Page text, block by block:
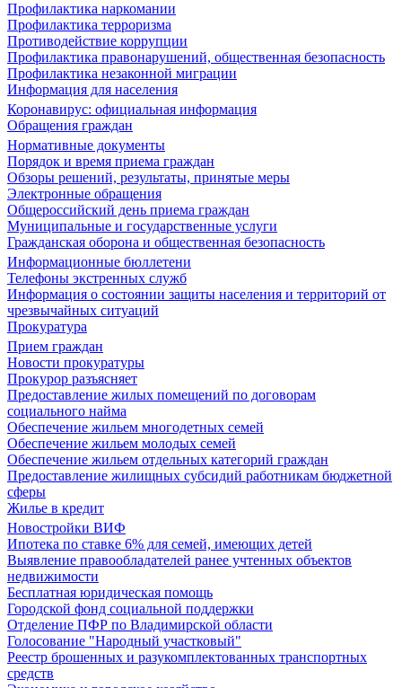
Профилактика наркомании
Профилактика терроризма
Противодействие коррупции
Профилактика правонарушений, общественная безопасность
Профилактика незаконной миграции
Информация для населения
Коронавирус: официальная информация
Обращения граждан
Нормативные документы
Порядок и время приема граждан
Обзоры решений, результаты, принятые меры
Электронные обращения
Общероссийский день приема граждан
Муниципальные и государственные услуги
Гражданская оборона и общественная безопасность
Информационные бюллетени
Телефоны экстренных служб
Информация о состоянии защиты населения и территорий от
чрезвычайных ситуаций
Прокуратура
Прием граждан
Новости прокуратуры
Прокурор разъясняет
Предоставление жилых помещений по договорам
социального найма
Обеспечение жильем многодетных семей
Обеспечение жильем молодых семей
Обеспечение жильем отдельных категорий граждан
Предоставление жилищных субсидий работникам бюджетной
сферы
Жилье в кредит
Новостройки ВИФ
Ипотека по ставке 6% для семей, имеющих детей
Выявление правообладателей ранее учтенных объектов
недвижимости
Бесплатная юридическая помощь
Городской фонд социальной поддержки
Отделение ПФР по Владимирской области
Голосование "Народный участковый"
Реестр брошенных и разукомплектованных транспортных
средств